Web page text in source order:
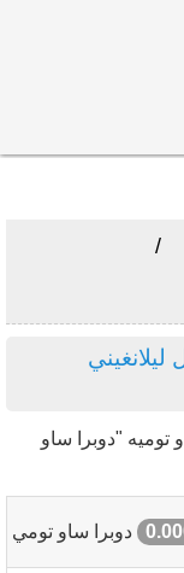
"دوبرا ساو
دوبرا ساو تومي